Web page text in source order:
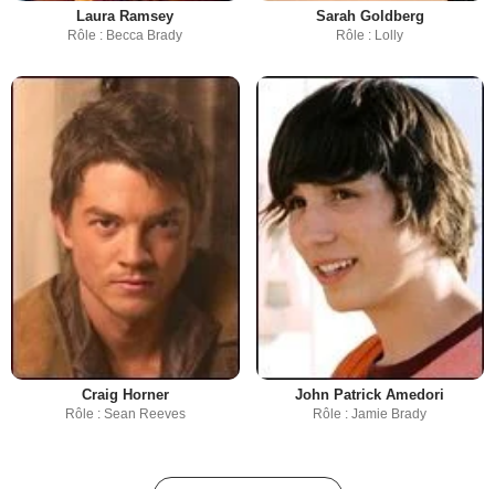
Laura Ramsey
Rôle : Becca Brady
Sarah Goldberg
Rôle : Lolly
Craig Horner
Rôle : Sean Reeves
John Patrick Amedori
Rôle : Jamie Brady